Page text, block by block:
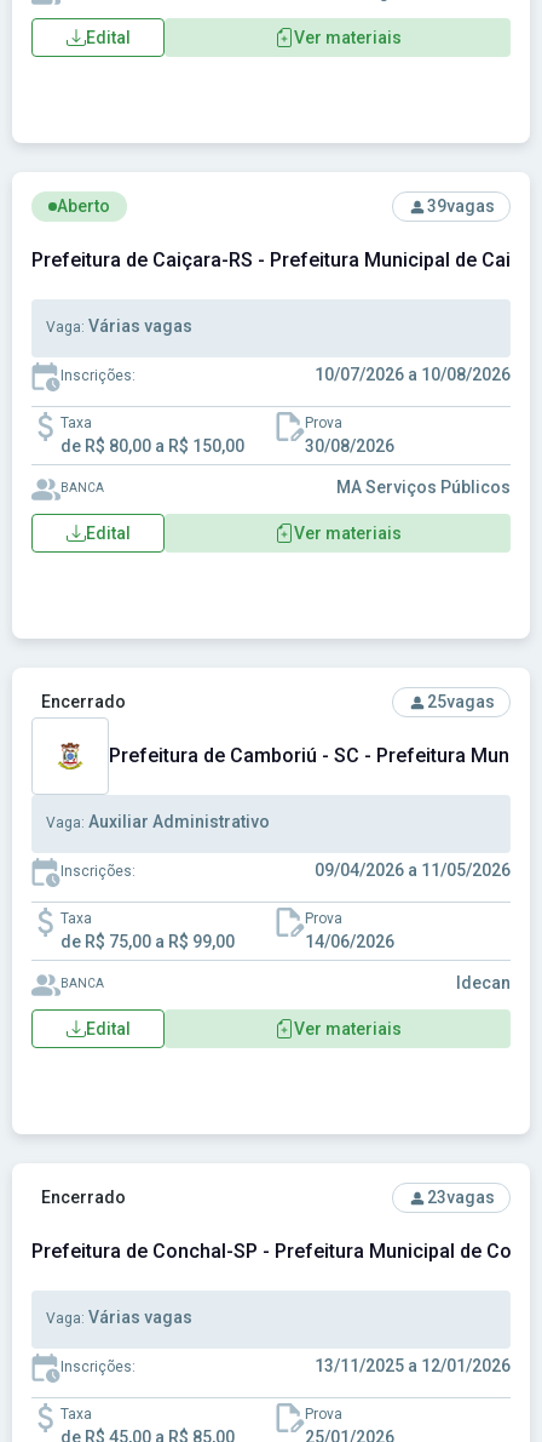
Edital Ver materiais
Ver concurso: Prefeitura de Caiçara-RS - Prefeitura
Aberto 39vagas
Prefeitura de Caiçara-RS - Prefeitura Municipal de
Vaga: Várias vagas
Inscrições: 10/07/2026 a 10/08/2026
Taxa
de R$ 80,00 a R$ 150,00
Prova
30/08/2026
BANCA MA Serviços Públicos
Edital Ver materiais
Ver concurso: Prefeitura de Camboriú - SC - Prefeitura
Encerrado 25vagas
Prefeitura de Camboriú - SC - Prefeitura
Vaga: Auxiliar Administrativo
Inscrições: 09/04/2026 a 11/05/2026
Taxa
de R$ 75,00 a R$ 99,00
Prova
14/06/2026
BANCA Idecan
Edital Ver materiais
Ver concurso: Prefeitura de Conchal-SP - Prefeitura
Encerrado 23vagas
Prefeitura de Conchal-SP - Prefeitura Municipal de
Vaga: Várias vagas
Inscrições: 13/11/2025 a 12/01/2026
Taxa
de R$ 45,00 a R$ 85,00
Prova
25/01/2026